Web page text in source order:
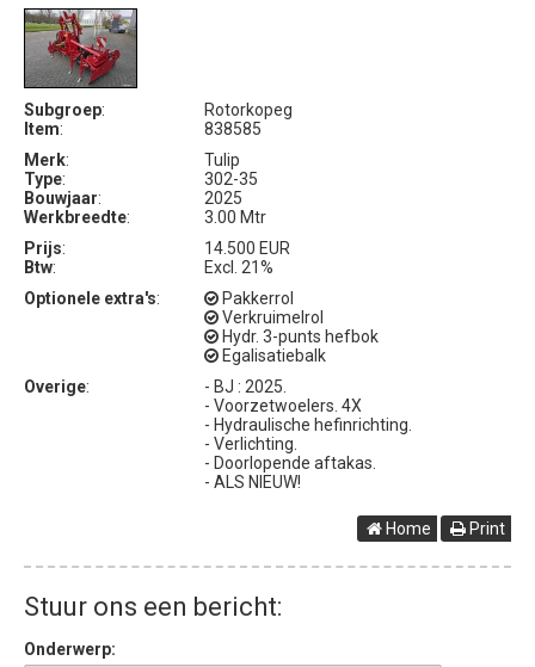
Subgroep:
Rotorkopeg
Item:
838585
Merk:
Tulip
Type:
302-35
Bouwjaar:
2025
Werkbreedte:
3.00 Mtr
Prijs:
14.500 EUR
Btw:
Excl. 21%
Optionele extra's:
Pakkerrol
Verkruimelrol
Hydr. 3-punts hefbok
Egalisatiebalk
Overige:
- BJ : 2025.
- Voorzetwoelers. 4X
- Hydraulische hefinrichting.
- Verlichting.
- Doorlopende aftakas.
- ALS NIEUW!
Home Print
Stuur ons een bericht:
Onderwerp: